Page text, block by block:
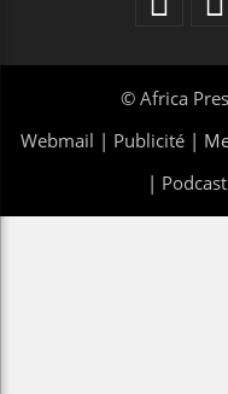
© Africa
Webmail | Publicité |
| Podcast